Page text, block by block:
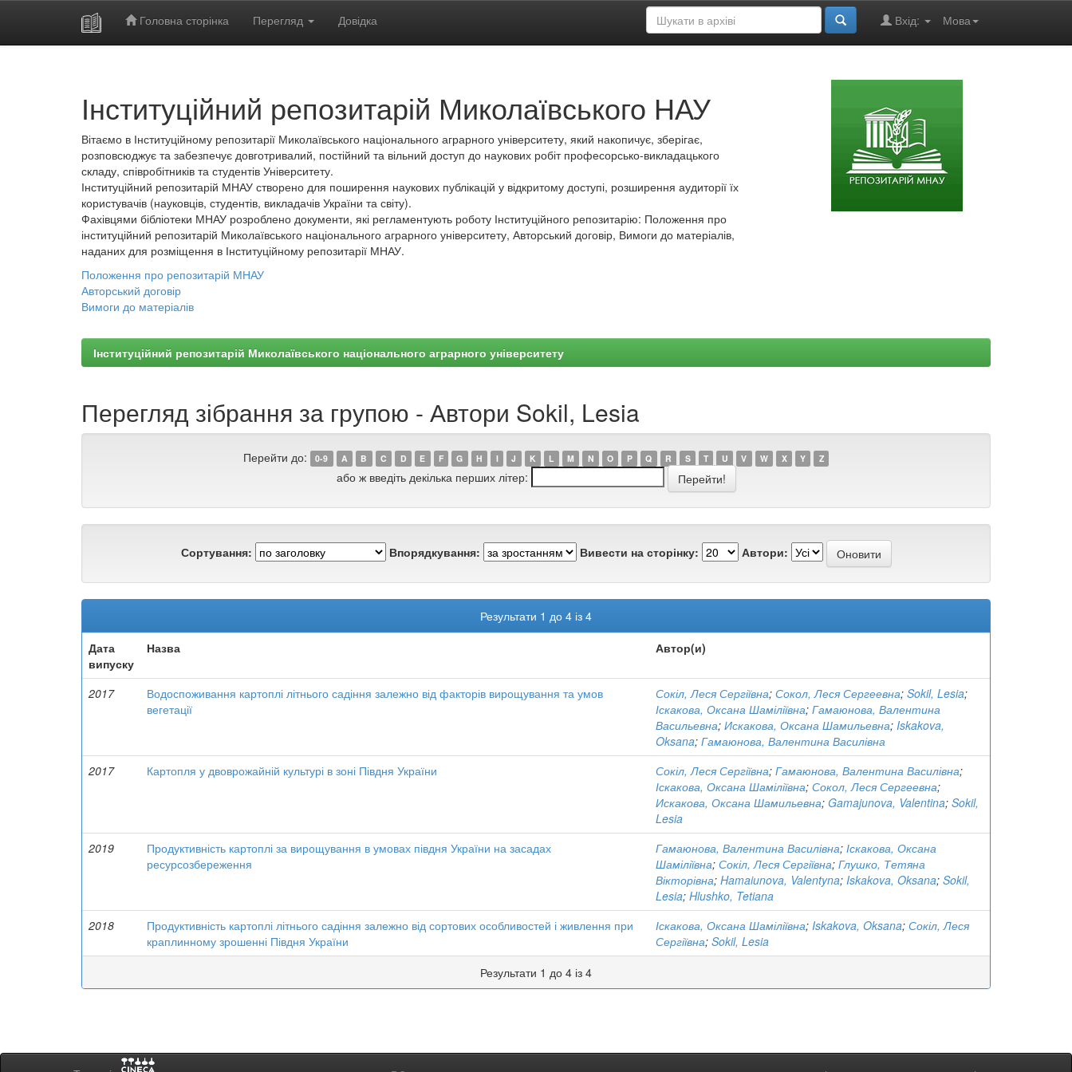
Головна сторінка Перегляд Довідка Мова
Вхід:
Інституційний репозитарій Миколаївського НАУ
Вітаємо в Інституційному репозитарії Миколаївського національного аграрного університету, який накопичує, зберігає,
розповсюджує та забезпечує довготривалий, постійний та вільний доступ до наукових робіт професорсько-викладацького
складу, співробітників та студентів Університету.
Інституційний репозитарій МНАУ створено для поширення наукових публікацій у відкритому доступі, розширення аудиторії їх
користувачів (науковців, студентів, викладачів України та світу).
Фахівцями бібліотеки МНАУ розроблено документи, які регламентують роботу Інституційного репозитарію: Положення про
інституційний репозитарій Миколаївського національного аграрного університету, Авторський договір, Вимоги до матеріалів,
наданих для розміщення в Інституційному репозитарії МНАУ.
Положення про репозитарій МНАУ
Авторський договір
Вимоги до матеріалів
Інституційний репозитарій Миколаївського національного аграрного університету
Перегляд зібрання за групою - Автори Sokil, Lesia
Перейти до: 0-9 A B C D E F G H I J K L M N O P Q R S T U V W X Y Z
або ж введіть декілька перших літер:
Сортування: Впорядкування: Вивести на сторінку: Автори:
Результати 1 до 4 із 4
Дата
випуску
Назва Автор(и)
2017
Водоспоживання картоплі літнього садіння залежно від факторів вирощування та умов
вегетації
Сокіл, Леся Сергіївна; Сокол, Леся Сергеевна; Sokil, Lesia;
Іскакова, Оксана Шаміліївна; Гамаюнова, Валентина
Васильевна; Искакова, Оксана Шамильевна; Iskakova,
Oksana; Гамаюнова, Валентина Василівна
2017
Картопля у двоврожайній культурі в зоні Півдня України Сокіл, Леся Сергіївна; Гамаюнова, Валентина Василівна;
Іскакова, Оксана Шаміліївна; Сокол, Леся Сергеевна;
Искакова, Оксана Шамильевна; Gamajunova, Valentina; Sokil,
Lesia
2019
Продуктивність картоплі за вирощування в умовах півдня України на засадах
ресурсозбереження
Гамаюнова, Валентина Василівна; Іскакова, Оксана
Шаміліївна; Сокіл, Леся Сергіївна; Глушко, Тетяна
Вікторівна; Hamaiunova, Valentyna; Iskakova, Oksana; Sokil,
Lesia; Hlushko, Tetiana
2018
Продуктивність картоплі літнього садіння залежно від сортових особливостей і живлення при
краплинному зрошенні Півдня України
Іскакова, Оксана Шаміліївна; Iskakova, Oksana; Сокіл, Леся
Сергіївна; Sokil, Lesia
Результати 1 до 4 із 4